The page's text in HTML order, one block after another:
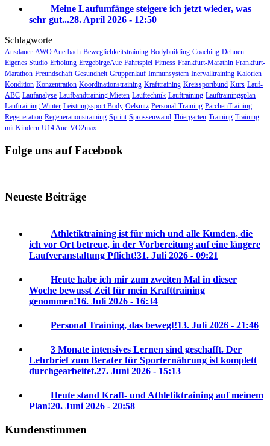
Meine Laufumfänge steigere ich jetzt wieder, was
sehr gut...28. April 2026 - 12:50
Schlagworte
Ausdauer AWO Auerbach Beweglichkeitstraining Bodybuilding Coaching Dehnen
Eigenes Studio Erholung ErzgebirgeAue Fahrtspiel Fitness Frankfurt-Marathin Frankfurt-
Marathon Freundschaft Gesundheit Gruppenlauf Immunsystem Inervalltraining Kalorien
Kondition Konzentration Koordinationstraining Krafttraining Kreissportbund Kurs Lauf-
ABC Laufanalyse Laufbandtraining Mieten Lauftechnik Lauftraining Lauftrainingsplan
Lauftraining Winter Leistungssport Body Oelsnitz Personal-Training PärchenTraining
Regeneration Regenerationstraining Sprint Sprossenwand Thiergarten Training Training
mit Kindern U14 Aue VO2max
Folge uns auf Facebook
Neueste Beiträge
Athletiktraining ist für mich und alle Kunden, die
ich vor Ort betreue, in der Vorbereitung auf eine längere
Laufveranstaltung Pflicht!31. Juli 2026 - 09:21
Heute habe ich mir zum zweiten Mal in dieser
Woche bewusst Zeit für mein Krafttraining
genommen!16. Juli 2026 - 16:34
Personal Training, das bewegt!13. Juli 2026 - 21:46
3 Monate intensives Lernen sind geschafft. Der
Lehrbrief zum Berater für Sporternährung ist komplett
durchgearbeitet.27. Juni 2026 - 15:13
Heute stand Kraft- und Athletiktraining auf meinem
Plan!20. Juni 2026 - 20:58
Kundenstimmen